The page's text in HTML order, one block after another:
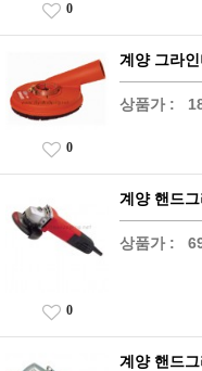
0
계양 그라인
상품가 :
0
계양 핸드
상품가 :
0
계양 핸드